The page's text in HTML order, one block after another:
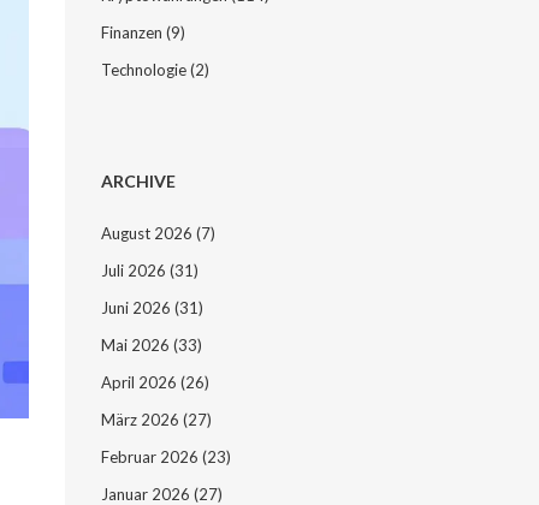
Finanzen (9)
Technologie(2)
ARCHIVE
August 2026 (7)
Juli 2026 (31)
Juni 2026 (31)
Mai 2026 (33)
April 2026 (26)
März 2026 (27)
Februar 2026 (23)
Januar 2026 (27)